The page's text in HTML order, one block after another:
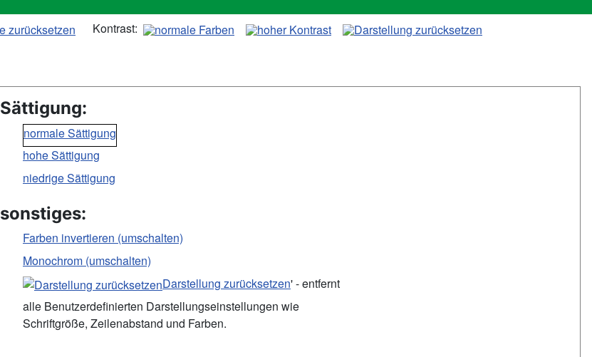
Kontrast:
Sättigung:
normale Sättigung
hohe Sättigung
niedrige Sättigung
sonstiges:
Farben invertieren (umschalten)
Monochrom (umschalten)
Darstellung zurücksetzen' - entfernt
alle Benutzerdefinierten Darstellungseinstellungen wie
Schriftgröße, Zeilenabstand und Farben.